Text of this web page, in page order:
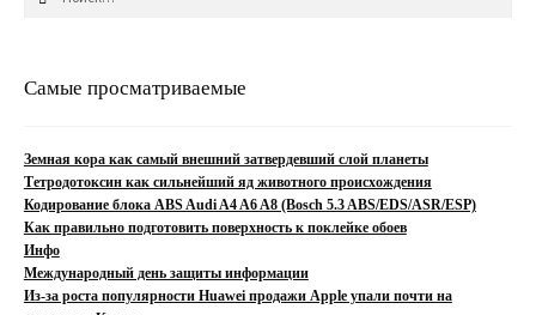
Самые просматриваемые
Земная кора как самый внешний затвердевший слой планеты
Тетродотоксин как сильнейший яд животного происхождения
Кодирование блока ABS Audi A4 A6 A8 (Bosch 5.3 ABS/EDS/ASR/ESP)
Как правильно подготовить поверхность к поклейке обоев
Инфо
Международный день защиты информации
Из-за роста популярности Huawei продажи Apple упали почти на